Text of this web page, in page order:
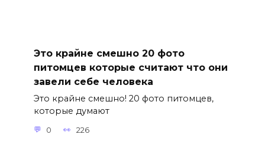
Это крайне смешно 20 фото
питомцев которые считают что они
завели себе человека
Это крайне смешно! 20 фото питомцев,
которые думают
0 226